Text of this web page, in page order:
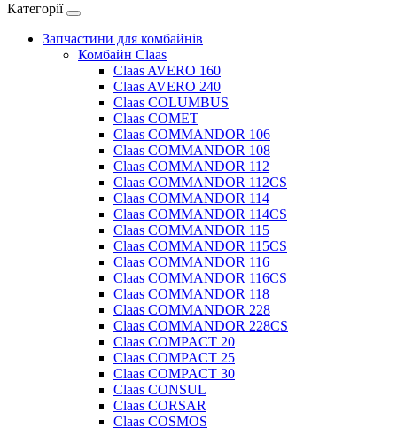
Категорії
Запчастини для комбайнів
Комбайн Claas
Claas AVERO 160
Claas AVERO 240
Claas COLUMBUS
Claas COMET
Claas COMMANDOR 106
Claas COMMANDOR 108
Claas COMMANDOR 112
Claas COMMANDOR 112CS
Claas COMMANDOR 114
Claas COMMANDOR 114CS
Claas COMMANDOR 115
Claas COMMANDOR 115CS
Claas COMMANDOR 116
Claas COMMANDOR 116CS
Claas COMMANDOR 118
Claas COMMANDOR 228
Claas COMMANDOR 228CS
Claas COMPACT 20
Claas COMPACT 25
Claas COMPACT 30
Claas CONSUL
Claas CORSAR
Claas COSMOS